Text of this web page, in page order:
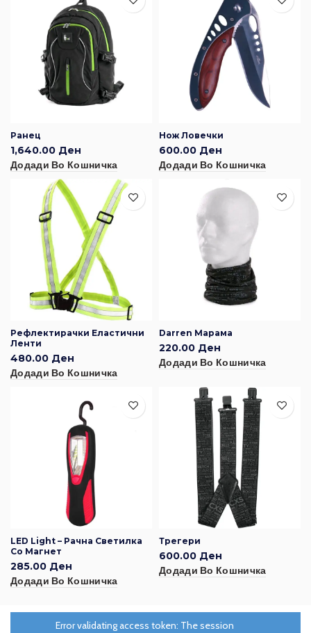
Ранец
1,640.00 Ден
Додади Во Кошничка
Нож Ловечки
600.00 Ден
Додади Во Кошничка
Рефлектирачки Еластични
Ленти
480.00 Ден
Додади Во Кошничка
Darren Марама
220.00 Ден
Додади Во Кошничка
LED Light – Рачна Светилка
Со Магнет
285.00 Ден
Додади Во Кошничка
Трегери
600.00 Ден
Додади Во Кошничка
Error validating access token: The session